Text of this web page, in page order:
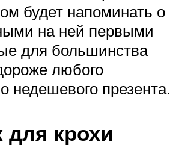
будет напоминать о
на ней первыми
для большинства
любого
недешевого презента.
для крохи